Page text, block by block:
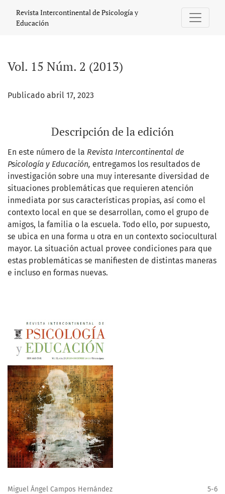
Revista Intercontinental de Psicología y
Educación
Vol. 15 Núm. 2 (2013)
Publicado abril 17, 2023
Descripción de la edición
En este número de la Revista Intercontinental de
Psicología y Educación, entregamos los resultados de
investigación sobre una muy interesante diversidad de
situaciones problemáticas que requieren atención
inmediata por sus características propias, así como el
contexto local en que se desarrollan, como el grupo de
amigos, la familia o la escuela. Todo ello, por supuesto,
se ubica en una forma u otra en un contexto sociocultural
mayor. La situación actual provee condiciones para que
estas problemáticas se manifiesten de distintas maneras
e incluso en formas nuevas.
Miguel Ángel Campos Hernández 5-6